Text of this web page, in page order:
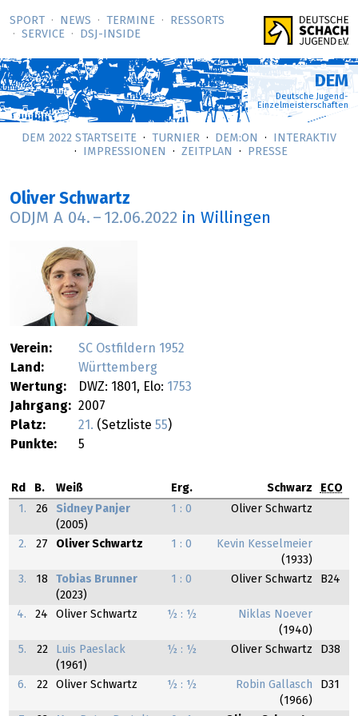
SPORT NEWS TERMINE
RESSORTS
SERVICE
DSJ-­INSIDE
DEM
Deutsche Jugend-
Einzelmeisterschaften
DEM 2022 STARTSEITE TURNIER DEM:ON
INTERAKTIV
IMPRESSIONEN
ZEITPLAN PRESSE
Oliver Schwartz
ODJM A 04. – 12.06.2022 in Willingen
Verein:
SC Ostfildern 1952
Land:
Württemberg
Wertung:
DWZ: 1801, Elo: 1753
Jahrgang: 2007
Platz:
21. (Setzliste 55)
Punkte:
5
Rd B. Weiß Erg. Schwarz
ECO
1.
26
Sidney Panjer
(2005)
1 : 0 Oliver Schwartz
2. 27 Oliver Schwartz 1 : 0
Kevin Kesselmeier
(1933)
3.
18
Tobias Brunner
(2023)
1 : 0 Oliver Schwartz B24
4. 24 Oliver Schwartz ½ : ½
Niklas Noever
(1940)
5.
22
Luis Paeslack
(1961)
½ : ½ Oliver Schwartz D38
6. 22 Oliver Schwartz ½ : ½
Robin Gallasch
(1966)
D31